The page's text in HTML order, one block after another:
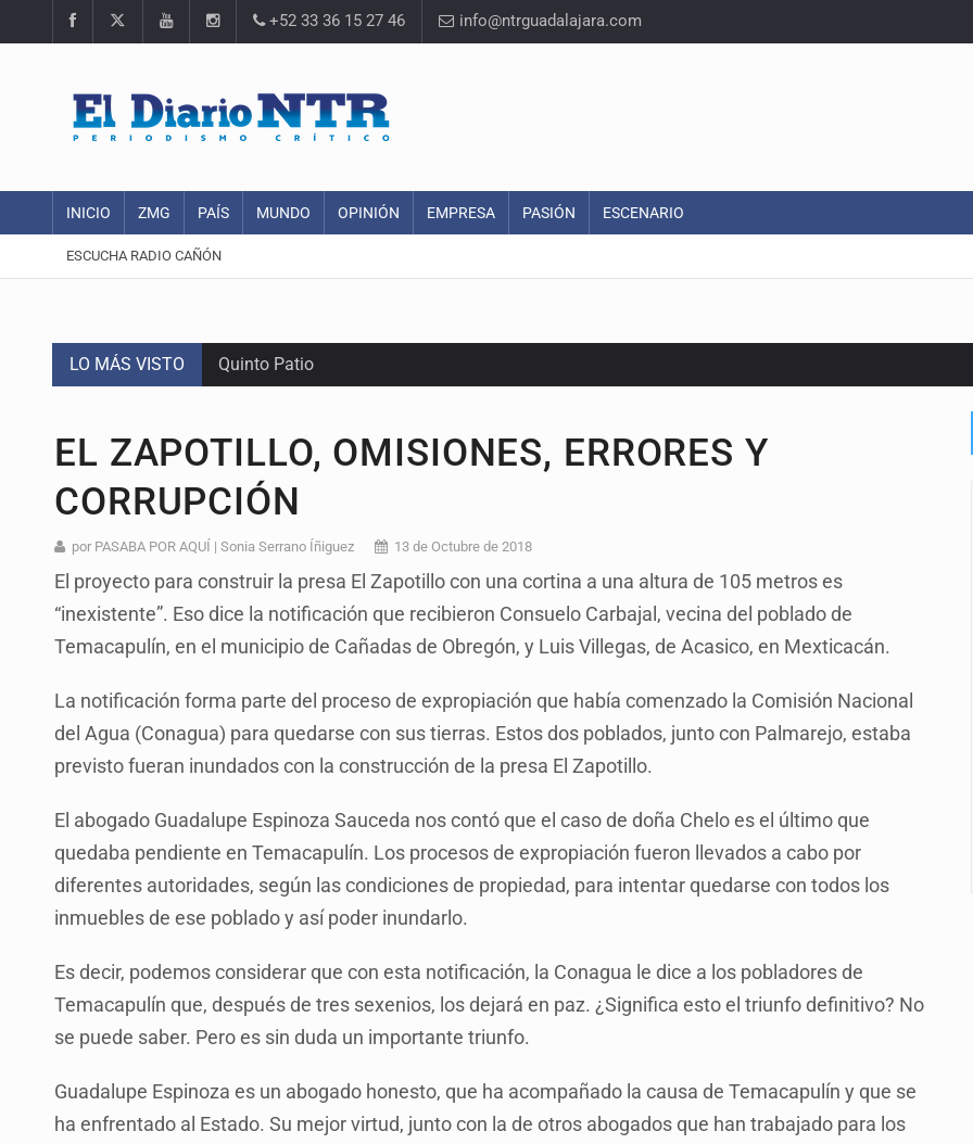
+52 33 36 15 27 46 info@ntrguadalajara.com
INICIO ZMG PAÍS MUNDO OPINIÓN EMPRESA PASIÓN ESCENARIO
ESCUCHA RADIO CAÑÓN
LO MÁS VISTO Quinto Patio
Avalan rebaja del Siapa para 203 colonias
Realizan primera boda de personas sordas en Zapopan
Entrega apoyos a afectados por lluvias en Oblatos
Accidentes resaltan en causas de muerte
Llaman a mantener legado de Alcalde
Instalan señalética en el Ávila Camacho
México vence a Canadá, pasa a la final y obtiene el boleto a los Juegos Olímpicos
EL ZAPOTILLO, OMISIONES, ERRORES Y
CORRUPCIÓN
por PASABA POR AQUÍ | Sonia Serrano Íñiguez 13 de Octubre de 2018
El proyecto para construir la presa El Zapotillo con una cortina a una altura de 105 metros es
“inexistente”. Eso dice la notificación que recibieron Consuelo Carbajal, vecina del poblado de
Temacapulín, en el municipio de Cañadas de Obregón, y Luis Villegas, de Acasico, en Mexticacán.
La notificación forma parte del proceso de expropiación que había comenzado la Comisión Nacional
del Agua (Conagua) para quedarse con sus tierras. Estos dos poblados, junto con Palmarejo, estaba
previsto fueran inundados con la construcción de la presa El Zapotillo.
El abogado Guadalupe Espinoza Sauceda nos contó que el caso de doña Chelo es el último que
quedaba pendiente en Temacapulín. Los procesos de expropiación fueron llevados a cabo por
diferentes autoridades, según las condiciones de propiedad, para intentar quedarse con todos los
inmuebles de ese poblado y así poder inundarlo.
Es decir, podemos considerar que con esta notificación, la Conagua le dice a los pobladores de
Temacapulín que, después de tres sexenios, los dejará en paz. ¿Significa esto el triunfo definitivo? No
se puede saber. Pero es sin duda un importante triunfo.
Guadalupe Espinoza es un abogado honesto, que ha acompañado la causa de Temacapulín y que se
ha enfrentado al Estado. Su mejor virtud, junto con la de otros abogados que han trabajado para los